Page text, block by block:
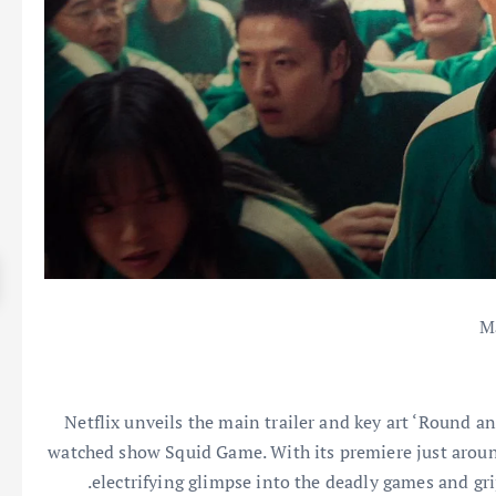
Netflix unveils the main trailer and key art ‘Round
watched show Squid Game. With its premiere just
electrifying glimpse into the deadly games and